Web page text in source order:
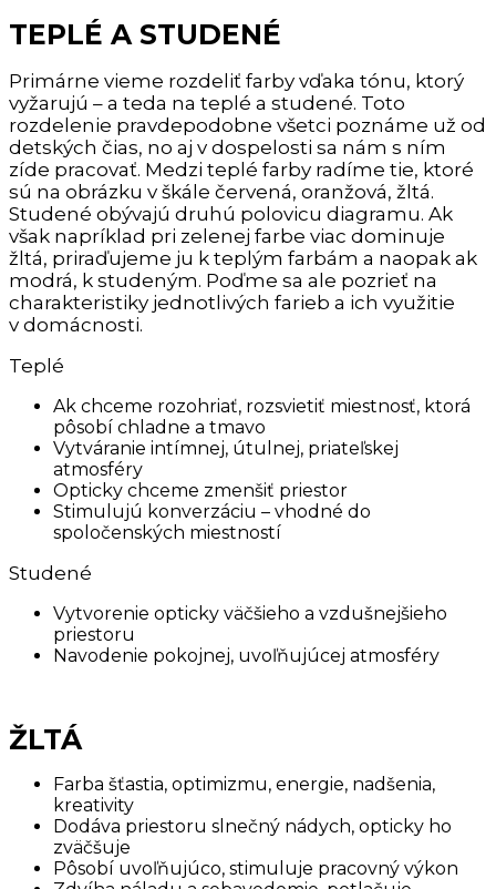
TEPLÉ A STUDENÉ
Primárne vieme rozdeliť farby vďaka tónu, ktorý
vyžarujú – a teda na teplé a studené. Toto
rozdelenie pravdepodobne všetci poznáme už od
detských čias, no aj v dospelosti sa nám s ním
zíde pracovať. Medzi teplé farby radíme tie, ktoré
sú na obrázku v škále červená, oranžová, žltá.
Studené obývajú druhú polovicu diagramu. Ak
však napríklad pri zelenej farbe viac dominuje
žltá, priraďujeme ju k teplým farbám a naopak ak
modrá, k studeným. Poďme sa ale pozrieť na
charakteristiky jednotlivých farieb a ich využitie
v domácnosti.
Teplé
Ak chceme rozohriať, rozsvietiť miestnosť, ktorá
pôsobí chladne a tmavo
Vytváranie intímnej, útulnej, priateľskej
atmosféry
Opticky chceme zmenšiť priestor
Stimulujú konverzáciu – vhodné do
spoločenských miestností
Studené
Vytvorenie opticky väčšieho a vzdušnejšieho
priestoru
Navodenie pokojnej, uvoľňujúcej atmosféry
ŽLTÁ
Farba šťastia, optimizmu, energie, nadšenia,
kreativity
Dodáva priestoru slnečný nádych, opticky ho
zväčšuje
Pôsobí uvoľňujúco, stimuluje pracovný výkon